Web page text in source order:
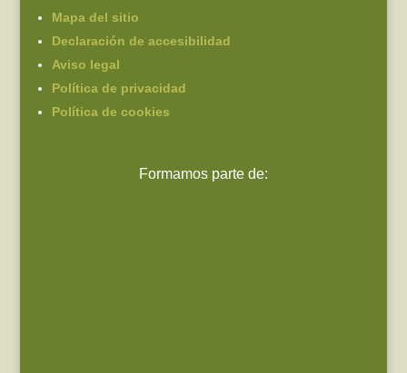
Mapa del sitio
Declaración de accesibilidad
Aviso legal
Política de privacidad
Política de cookies
Formamos parte de: